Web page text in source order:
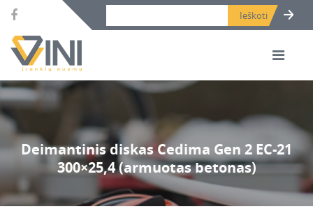
Search bar place.
Deimantinis diskas Cedima Gen 2 EC-21
300×25,4 (armuotas betonas)